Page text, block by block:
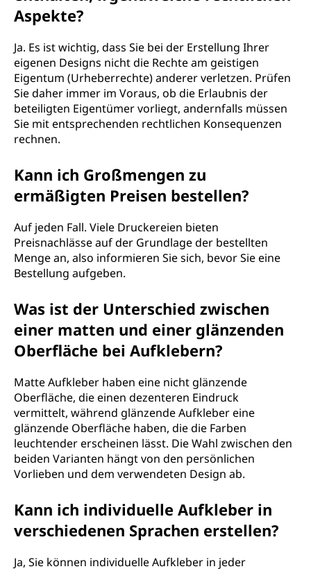
Aspekte?
Ja. Es ist wichtig, dass Sie bei der Erstellung Ihrer
eigenen Designs nicht die Rechte am geistigen
Eigentum (Urheberrechte) anderer verletzen. Prüfen
Sie daher immer im Voraus, ob die Erlaubnis der
beteiligten Eigentümer vorliegt, andernfalls müssen
Sie mit entsprechenden rechtlichen Konsequenzen
rechnen.
Kann ich Großmengen zu
ermäßigten Preisen bestellen?
Auf jeden Fall. Viele Druckereien bieten
Preisnachlässe auf der Grundlage der bestellten
Menge an, also informieren Sie sich, bevor Sie eine
Bestellung aufgeben.
Was ist der Unterschied zwischen
einer matten und einer glänzenden
Oberfläche bei Aufklebern?
Matte Aufkleber haben eine nicht glänzende
Oberfläche, die einen dezenteren Eindruck
vermittelt, während glänzende Aufkleber eine
glänzende Oberfläche haben, die die Farben
leuchtender erscheinen lässt. Die Wahl zwischen den
beiden Varianten hängt von den persönlichen
Vorlieben und dem verwendeten Design ab.
Kann ich individuelle Aufkleber in
verschiedenen Sprachen erstellen?
Ja, Sie können individuelle Aufkleber in jeder